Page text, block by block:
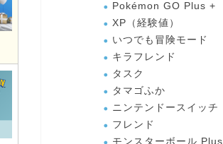
Pokémon GO Plus +
XP（経験値）
いつでも冒険モード
キラフレンド
タスク
タマゴふか
ニンテンドースイッチ
フレンド
モンスターボール Plus